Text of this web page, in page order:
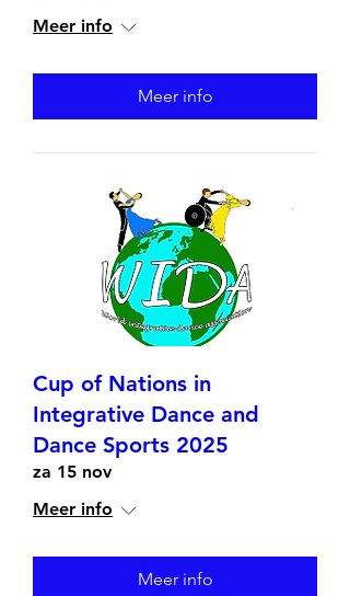
Meer info
Meer info
Cup of Nations in
Integrative Dance and
Dance Sports 2025
za 15 nov
Meer info
Meer info